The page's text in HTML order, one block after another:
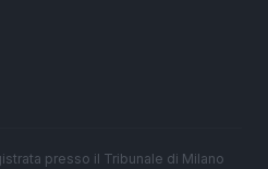
presso il Tribunale di Milano